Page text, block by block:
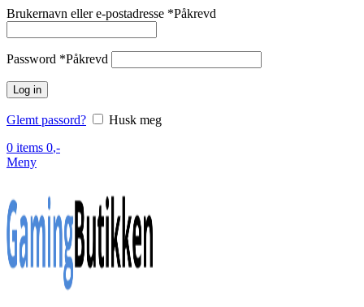
Brukernavn eller e-postadresse *Påkrevd
Password *Påkrevd
Log in
Glemt passord?
Husk meg
0 items 0,-
Meny